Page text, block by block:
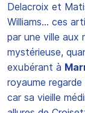
Delacroix et
Williams… ces
par une ville aux
mystérieuse,
exubérant à
royaume
car sa vieille